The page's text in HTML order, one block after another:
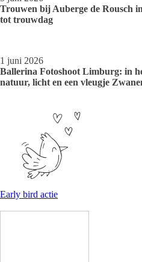
Trouwen bij Auberge de Rousch
tot trouwdag
1 juni 2026
Ballerina Fotoshoot Limburg: in
natuur, licht en een vleugje
Early bird actie